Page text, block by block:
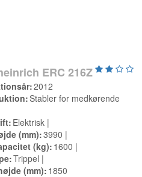
ERC 216Z
2012
Stabler for medkørende
Elektrisk
(mm) 3990
(kg) 1600
Trippel
(mm) 1850